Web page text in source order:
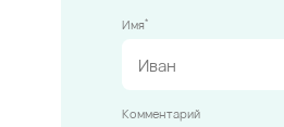
Имя*
Комментарий